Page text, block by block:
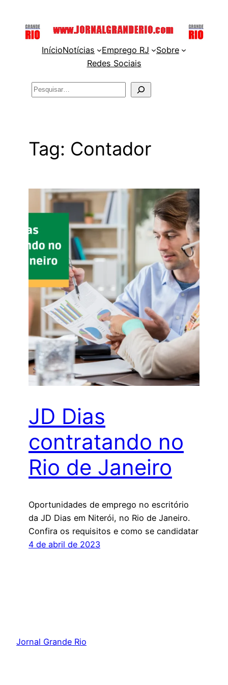
InícioNotícias Emprego RJ
Sobre
Redes Sociais
Pesquisar
Tag: Contador
JD Dias
contratando no
Rio de Janeiro
Oportunidades de emprego no escritório
da JD Dias em Niterói, no Rio de Janeiro.
Confira os requisitos e como se candidatar
4 de abril de 2023
Jornal Grande Rio